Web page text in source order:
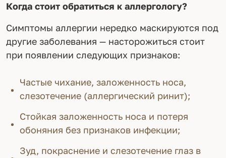
Когда стоит обратиться к аллергологу?
Симптомы аллергии нередко маскируются под
другие заболевания — насторожиться стоит
при появлении следующих признаков:
Частые чихание, заложенность носа,
слезотечение (аллергический ринит);
Стойкая заложенность носа и потеря
обоняния без признаков инфекции;
Зуд, покраснение и слезотечение глаз в